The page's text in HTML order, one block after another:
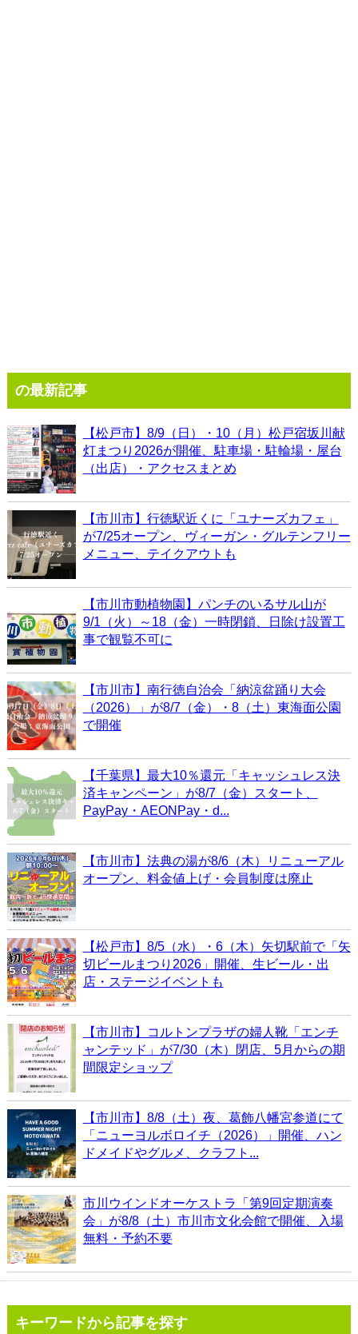
の最新記事
【松戸市】8/9（日）・10（月）松戸宿坂川献
灯まつり2026が開催、駐車場・駐輪場・屋台
（出店）・アクセスまとめ
【市川市】行徳駅近くに「ユナーズカフェ」
が7/25オープン、ヴィーガン・グルテンフリー
メニュー、テイクアウトも
【市川市動植物園】パンチのいるサル山が
9/1（火）～18（金）一時閉鎖、日除け設置工
事で観覧不可に
【市川市】南行徳自治会「納涼盆踊り大会
（2026）」が8/7（金）・8（土）東海面公園
で開催
【千葉県】最大10％還元「キャッシュレス決
済キャンペーン」が8/7（金）スタート、
PayPay・AEONPay・d...
【市川市】法典の湯が8/6（木）リニューアル
オープン、料金値上げ・会員制度は廃止
【松戸市】8/5（水）・6（木）矢切駅前で「矢
切ビールまつり2026」開催、生ビール・出
店・ステージイベントも
【市川市】コルトンプラザの婦人靴「エンチ
ャンテッド」が7/30（木）閉店、5月からの期
間限定ショップ
【市川市】8/8（土）夜、葛飾八幡宮参道にて
「ニューヨルボロイチ（2026）」開催、ハン
ドメイドやグルメ、クラフト...
市川ウインドオーケストラ「第9回定期演奏
会」が8/8（土）市川市文化会館で開催、入場
無料・予約不要
キーワードから記事を探す